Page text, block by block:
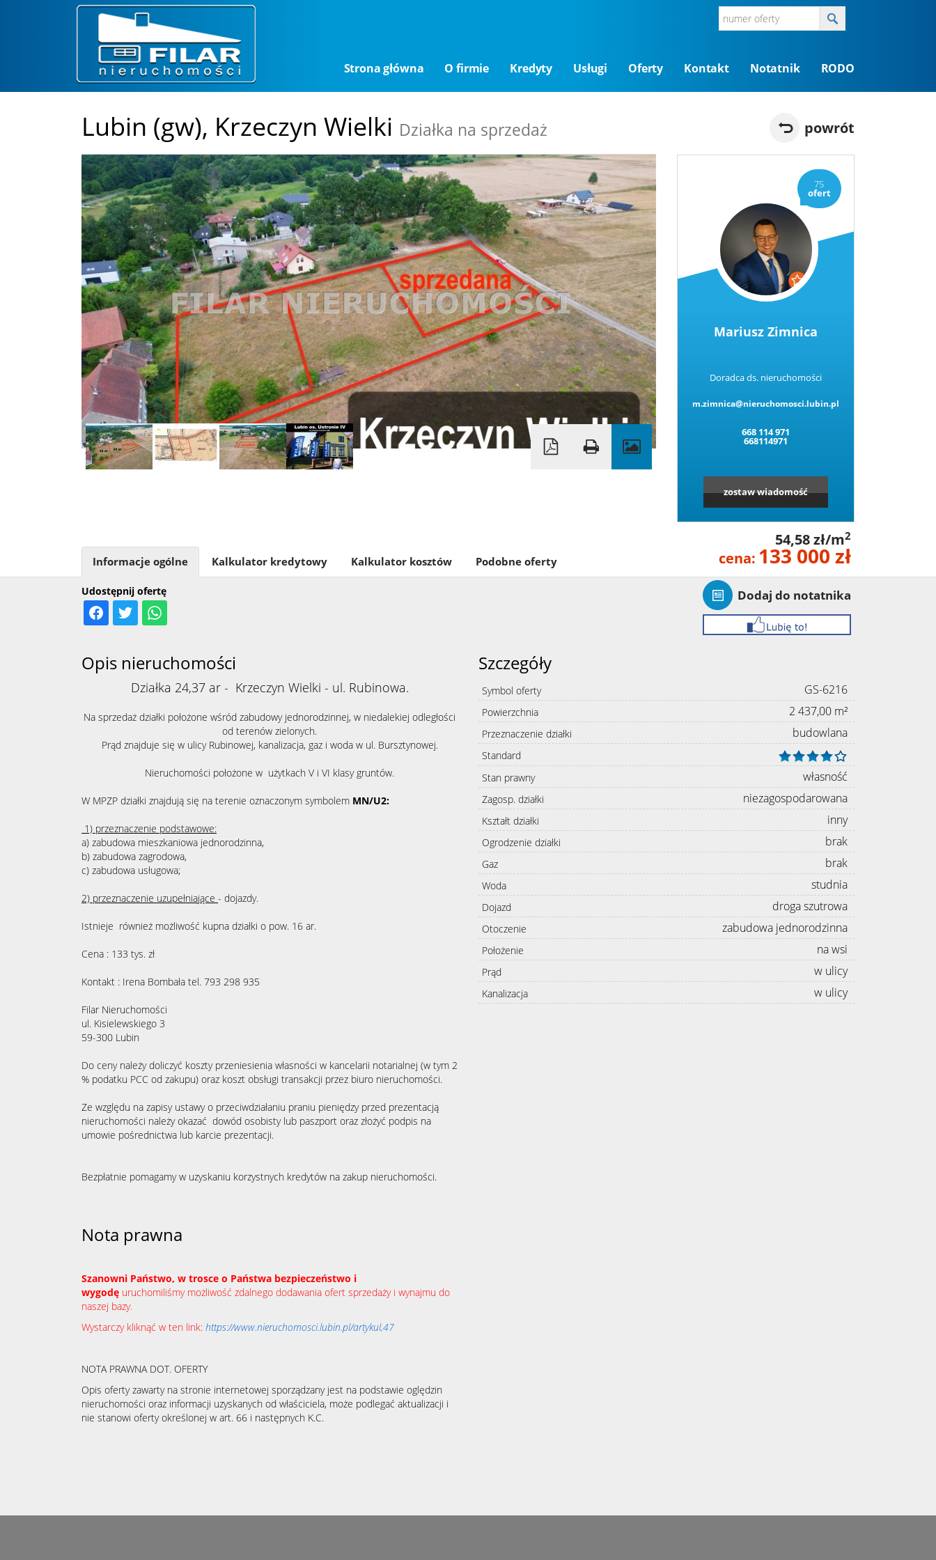
Strona główna O firmie Kredyty Usługi Oferty Kontakt Notatnik RODO
Lubin (gw), Krzeczyn Wielki Działka na sprzedaż powrót
75
ofert
Mariusz Zimnica
Doradca ds. nieruchomości
m.zimnica@nieruchomosci.lubin.pl
668 114 971
668114971
zostaw wiadomość
54,58 zł/m2
cena: 133 000 zł
Dodaj do notatnika
Udostępnij ofertę
Informacje ogólne Kalkulator kredytowy Kalkulator kosztów Podobne oferty
Opis nieruchomości
Działka 24,37 ar - Krzeczyn Wielki - ul. Rubinowa.
Na sprzedaż działki położone wśród zabudowy jednorodzinnej, w niedalekiej odległości
od terenów zielonych.
Prąd znajduje się w ulicy Rubinowej, kanalizacja, gaz i woda w ul. Bursztynowej.
Nieruchomości położone w użytkach V i VI klasy gruntów.
W MPZP działki znajdują się na terenie oznaczonym symbolem MN/U2:
1) przeznaczenie podstawowe:
a) zabudowa mieszkaniowa jednorodzinna,
b) zabudowa zagrodowa,
c) zabudowa usługowa;
2) przeznaczenie uzupełniające - dojazdy.
Istnieje również możliwość kupna działki o pow. 16 ar.
Cena : 133 tys. zł
Kontakt : Irena Bombała tel. 793 298 935
Filar Nieruchomości
ul. Kisielewskiego 3
59-300 Lubin
Do ceny należy doliczyć koszty przeniesienia własności w kancelarii notarialnej (w tym 2
% podatku PCC od zakupu) oraz koszt obsługi transakcji przez biuro nieruchomości.
Ze względu na zapisy ustawy o przeciwdziałaniu praniu pieniędzy przed prezentacją
nieruchomości należy okazać dowód osobisty lub paszport oraz złożyć podpis na
umowie pośrednictwa lub karcie prezentacji.
Bezpłatnie pomagamy w uzyskaniu korzystnych kredytów na zakup nieruchomości.
Nota prawna
Szanowni Państwo, w trosce o Państwa bezpieczeństwo i
wygodę uruchomiliśmy możliwość zdalnego dodawania ofert sprzedaży i wynajmu do
naszej bazy.
Wystarczy kliknąć w ten link: https://www.nieruchomosci.lubin.pl/artykul,47
NOTA PRAWNA DOT. OFERTY
Opis oferty zawarty na stronie internetowej sporządzany jest na podstawie oględzin
nieruchomości oraz informacji uzyskanych od właściciela, może podlegać aktualizacji i
nie stanowi oferty określonej w art. 66 i następnych K.C.
Szczegóły
Symbol oferty GS-6216
Powierzchnia 2 437,00 m²
Przeznaczenie działki budowlana
Standard
Stan prawny
własność
Zagosp. działki niezagospodarowana
Kształt działki inny
Ogrodzenie działki brak
Gaz brak
Woda studnia
Dojazd droga szutrowa
Otoczenie zabudowa jednorodzinna
Położenie na wsi
Prąd w ulicy
Kanalizacja w ulicy